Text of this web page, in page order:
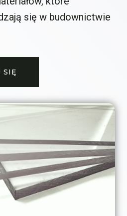
się w budownictwie
SIĘ